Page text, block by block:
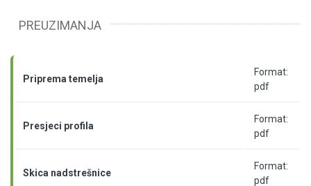
PREUZIMANJA
Priprema temelja
Format:
pdf
Presjeci profila
Format:
pdf
Skica nadstrešnice
Format:
pdf